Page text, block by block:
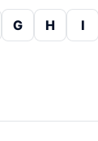
G H I